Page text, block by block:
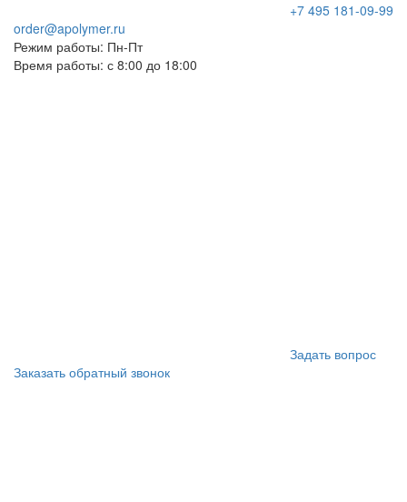
+7 495 181-09-99
order@apolymer.ru
Режим работы: Пн-Пт
Время работы: с 8:00 до 18:00
Задать вопрос
Заказать обратный звонок